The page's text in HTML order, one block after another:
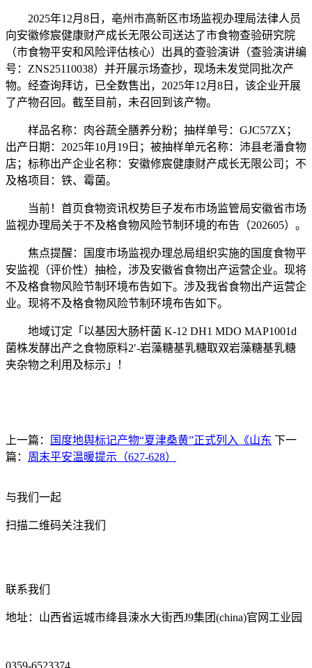
2025年12月8日，亳州市高新区市场监视办理局法律人员
向安徽修宸健康财产成长无限公司送达了市食物查验研究院
（市食物平安和风险评估核心）出具的查验演讲（查验演讲编
号：ZNS25110038）并开展示场查抄，现场未发觉同批次产
物。经查询拜访，已全数售出，2025年12月8日，该企业开展
了产物召回。截至目前，未召回到该产物。
样品名称：肉谷蔬全膳养分粉；抽样单号：GJC57ZX；
出产日期：2025年10月19日；被抽样单元名称：沛县老潘食物
店；标称出产企业名称：安徽修宸健康财产成长无限公司；不
及格项目：铁、霉菌。
当前！首页食物资讯权势巨子发布市场监管局安徽省市场
监视办理局关于不及格食物风险节制环境的布告（202605）。
焦点提醒：国度市场监视办理总局组织实施的国度食物平
安监视（评价性）抽检，涉及安徽省食物出产运营企业。现将
不及格食物风险节制环境布告如下。涉及我省食物出产运营企
业。现将不及格食物风险节制环境布告如下。
地域订定「以基因大肠杆菌 K-12 DH1 MDO MAP1001d
菌株发酵出产之食物原料2ʹ-岩藻糖基乳糖取双岩藻糖基乳糖
夹杂物之利用及标示」！
上一篇： 国度地舆标记产物“夏津桑黄”正式列入《山东 下一
篇： 周末平安温暖提示（627-628）
与我们一起
扫描二维码关注我们
联系我们
地址：山西省运城市绛县涑水大街西J9集团(china)官网工业园
0359-6523374